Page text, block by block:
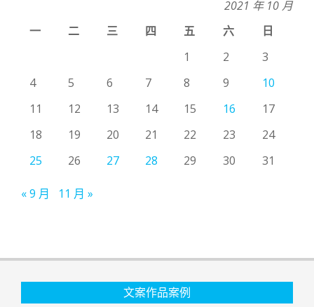
2021 年 10 月
一
二 三 四 五 六
日
1
2
3
4
5 6 7 8 9
10
11
12 13 14 15 16
17
18
19 20 21 22 23
24
25
26 27 28 29 30 31
« 9 月 11 月 »
文案作品案例